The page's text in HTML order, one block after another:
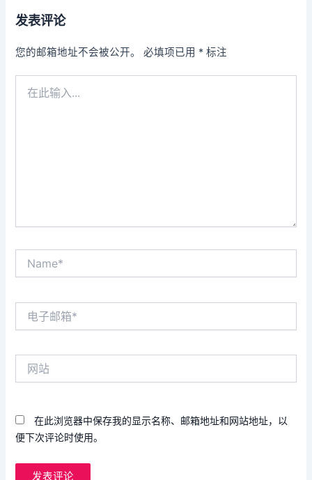
发表评论
您的邮箱地址不会被公开。 必填项已用 * 标注
在此浏览器中保存我的显示名称、邮箱地址和网站地址，以
便下次评论时使用。